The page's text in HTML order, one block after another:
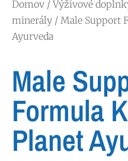
Domov /Výživové
minerály / Male Support
Ayurveda
Male
Formula
Planet